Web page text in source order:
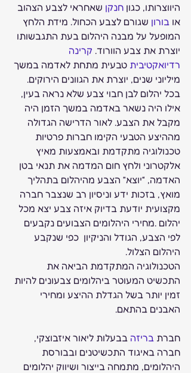
היווצרותו, כגון חנקן שאחראי לצבע הצהוב
או בורון שגורם לצבע הכחול. מידת הלחץ
המופעל על מבנה היהלום בעת התגבשותו
יוצרת את צבע הוורוד. קרינה
רדיואקטיבית טבעית מתחת לאדמה במשך
מיליוני שנים, יוצרת את הגוונים הירוקים.
בכל יהלום לבן חבוי צבע שלא נראה בעין,
אילו היה נשאר באדמה במשך הזמן היה
מקבל את הצבע. לאור הדרישה הגדולה
מההיצע הטבעי הקימו חברות פרטיות
טכנולוגיה מתקדמת ובאמצעות מאיץ
אלקטרוני ולחץ חום המדמה את תנאי בטן
האדמה, “יוצא” הצבע מהיהלום בתהליך
מואץ, בזכות ידע וניסיון רב שנצבר חברה
מקצועית יודעת בדיוק איזה צבע יצא מכל
יהלום .מחירי היהלומים הצבועים נקבעים
לפי הצבע, הגודל והניקיון  כפי שנקבע
היהלום הצלול.
הטכנולוגיה המתקדמת הביאה את
התכשיט המעוטר ביהלומים צבעונים להיות
זמין יותר בשל הגדלת ההיצע ומחירי
האבנים בהתאם.
חברת בריזה בבעלות ליאור איזבוצקי,
חברה באיגוד התכשיטנים ובבורסת
היהלומים, מתמחה בייצור ושיווק יהלומים